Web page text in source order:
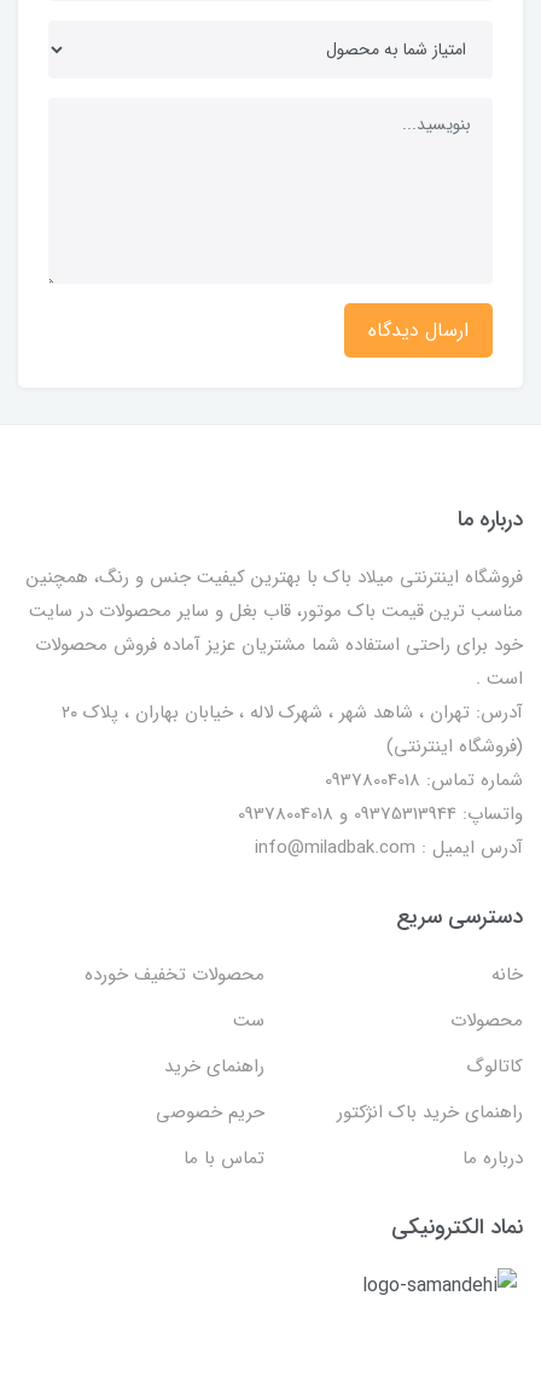
ارسال دیدگاه
درباره ما
فروشگاه اینترنتی میلاد باک با بهترین کیفیت جنس و رنگ، همچنین
مناسب ترین قیمت باک موتور، قاب بغل و سایر محصولات در سایت
خود برای راحتی استفاده شما مشتریان عزیز آماده فروش محصولات
است .
آدرس: تهران ، شاهد شهر ، شهرک لاله ، خیابان بهاران ، پلاک ۲۰
(فروشگاه اینترنتی)
شماره تماس: 09378004018
واتساپ: 09375313944 و 09378004018
آدرس ایمیل : info@miladbak.com
دسترسی سریع
خانه
محصولات تخفیف خورده
محصولات
ست
کاتالوگ
راهنمای خرید
راهنمای خرید باک انژکتور
حریم خصوصی
درباره ما
تماس با ما
نماد الکترونیکی